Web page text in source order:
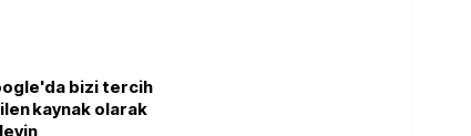
bizi tercih
kaynak olarak